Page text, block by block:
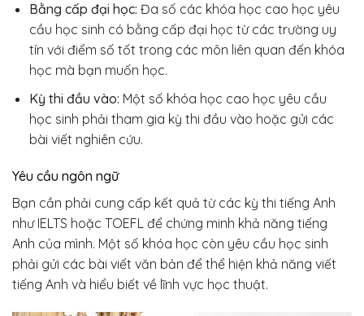
Bằng cấp đại học: Đa số các khóa học cao học yêu
cầu học sinh có bằng cấp đại học từ các trường uy
tín với điểm số tốt trong các môn liên quan đến khóa
học mà bạn muốn học.
Kỳ thi đầu vào: Một số khóa học cao học yêu cầu
học sinh phải tham gia kỳ thi đầu vào hoặc gửi các
bài viết nghiên cứu.
Yêu cầu ngôn ngữ
Bạn cần phải cung cấp kết quả từ các kỳ thi tiếng Anh
như IELTS hoặc TOEFL để chứng minh khả năng tiếng
Anh của mình. Một số khóa học còn yêu cầu học sinh
phải gửi các bài viết văn bản để thể hiện khả năng viết
tiếng Anh và hiểu biết về lĩnh vực học thuật.